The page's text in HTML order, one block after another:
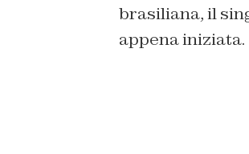
brasiliana, il
appena iniziata.